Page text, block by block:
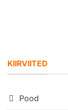
KIIRVIITED
Pood